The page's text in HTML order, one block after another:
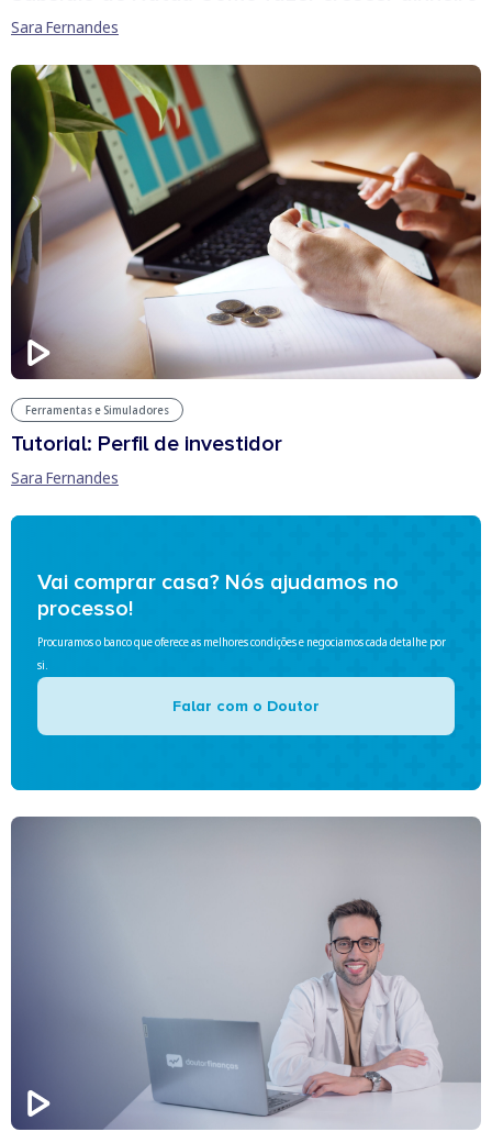
Sara Fernandes
Ferramentas e Simuladores
Tutorial: Perfil de investidor
Sara Fernandes
Vai comprar casa? Nós ajudamos no
processo!
Procuramos o banco que oferece as melhores condições e negociamos cada detalhe por
si.
Falar com o Doutor